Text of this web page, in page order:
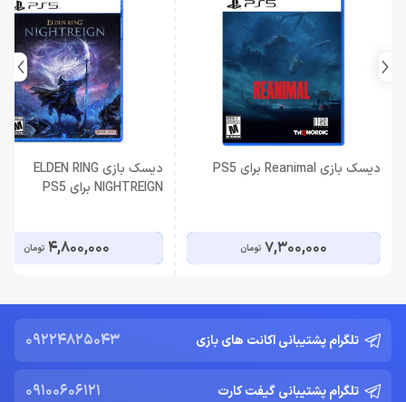
دیسک بازی Reanimal برای PS5
7,300,000 تومان
دیسک بازی ELDEN RING
NIGHTREIGN برای PS5
4,800,000 تومان
تلگرام پشتیبانی اکانت های بازی 09224825043
تلگرام پشتیبانی گیفت کارت 09100606121